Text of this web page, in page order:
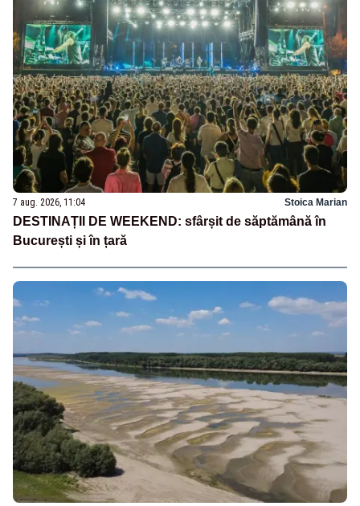
7 aug. 2026, 11:04 Stoica Marian
DESTINAȚII DE WEEKEND: sfârșit de săptămână în
București și în țară